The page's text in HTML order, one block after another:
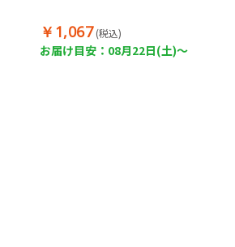
￥1,067 (税込)
お届け目安：08月22日(土)～